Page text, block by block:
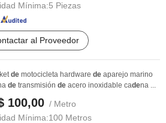
Mínima:5 Piezas
al Proveedor
de motocicleta hardware de aparejo marino
de transmisión de acero inoxidable cadena ...
100,00 / Metro
Mínima:100 Metros